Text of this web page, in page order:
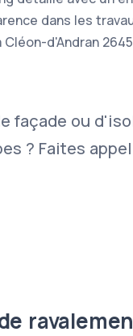
dans les
d'Andran
façade ou
? Faites appel